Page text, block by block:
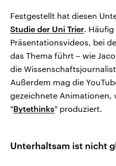
Festgestellt hat diesen
Studie der Uni Trier.
Präsentationsvideos, bei
das Thema führt – wie
die
Außerdem mag die
gezeichnete Animationen,
"Bytethinks" produziert.
Unterhaltsam ist nicht